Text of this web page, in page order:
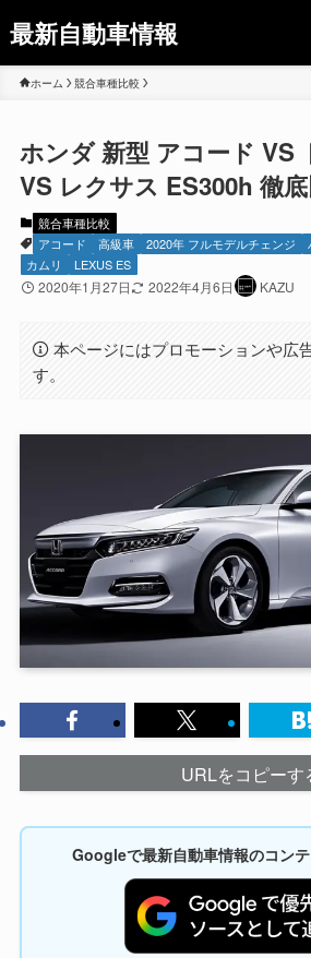
最新自動車情報
ホーム 競合車種比較
ホンダ 新型 アコード VS
VS レクサス ES300h 徹
競合車種比較
アコード
高級車 2020年 フルモデルチェンジ
カムリ
LEXUS ES
2020年1月27日 2022年4月6日 KAZU
本ページにはプロモーションや広
す。
URLをコピーす
Googleで最新自動車情報のコン